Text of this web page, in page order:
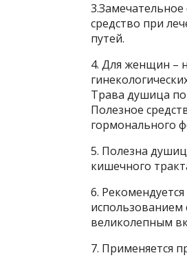
средство при
путей.
4. Для женщин –
Трава душица
Полезное
гормонального
5. Полезна
кишечного
6.
использованием
великолепным
7. Применяется